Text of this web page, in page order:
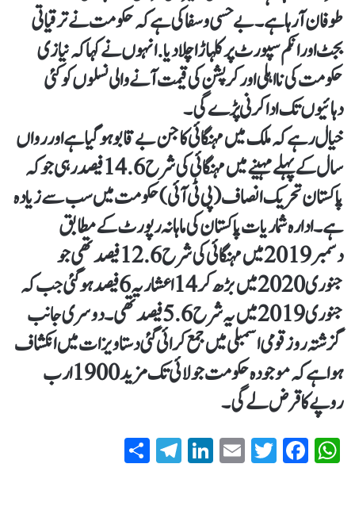
طوفان آرہا ہے۔ بے حسی و سفاکی ہے کہ حکومت نے ترقیاتی
بجٹ اور انکم سپورٹ پر کلہاڑا چلادیا. انہوں نے کہا کہ نیازی
حکومت کی نااہلی اور کرپشن کی قیمت آنے والی نسلوں کو کئی
دہائیوں تک ادا کرنی پڑے گی۔
خیال رہے کہ ملک میں مہنگائی کا جن بے قابو ہوگیا ہے اور رواں
سال کے پہلے مہینے میں مہنگائی کی شرح 14.6 فیصد رہی جو کہ
پاکستان تحریک انصاف (پی ٹی آئی) حکومت میں سب سے زیادہ
ہے۔ ادارہ شماریات پاکستان کی ماہانہ رپورٹ کے مطابق
دسمبر 2019 میں مہنگائی کی شرح 12.6 فیصد تھی جو
جنوری 2020 میں بڑھ کر 14 اعشاریہ 6 فیصد ہو گئی جب کہ
جنوری 2019 میں یہ شرح 5.6 فیصد تھی۔ دوسری جانب
گزشتہ روز قومی اسمبلی میں جمع کرائی گئی دستاویزات میں انکشاف
ہوا ہے کہ موجودہ حکومت جولائی تک مزید 1900 ارب
روپے کا قرض لے گی۔
W
ha
Fa
ce
T
wi
E
m
Li
nk
T
el